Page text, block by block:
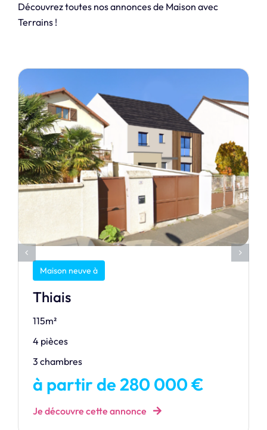
Découvrez toutes nos annonces de Maison avec
Terrains !
Maison neuve à
Thiais
115m²
4 pièces
3 chambres
à partir de 280 000 €
Je découvre cette annonce